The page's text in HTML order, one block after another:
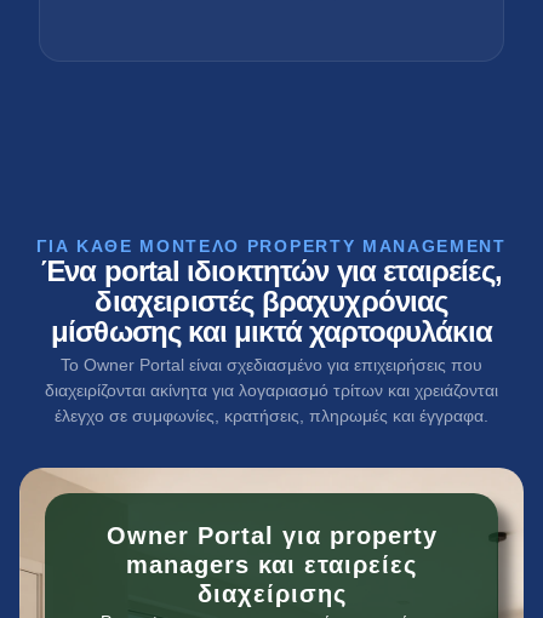
ΓΙΑ ΚΆΘΕ ΜΟΝΤΈΛΟ PROPERTY MANAGEMENT
Ένα portal ιδιοκτητών για εταιρείες,
διαχειριστές βραχυχρόνιας
μίσθωσης και μικτά χαρτοφυλάκια
Το Owner Portal είναι σχεδιασμένο για επιχειρήσεις που
διαχειρίζονται ακίνητα για λογαριασμό τρίτων και χρειάζονται
έλεγχο σε συμφωνίες, κρατήσεις, πληρωμές και έγγραφα.
Owner Portal για property
managers και εταιρείες
διαχείρισης